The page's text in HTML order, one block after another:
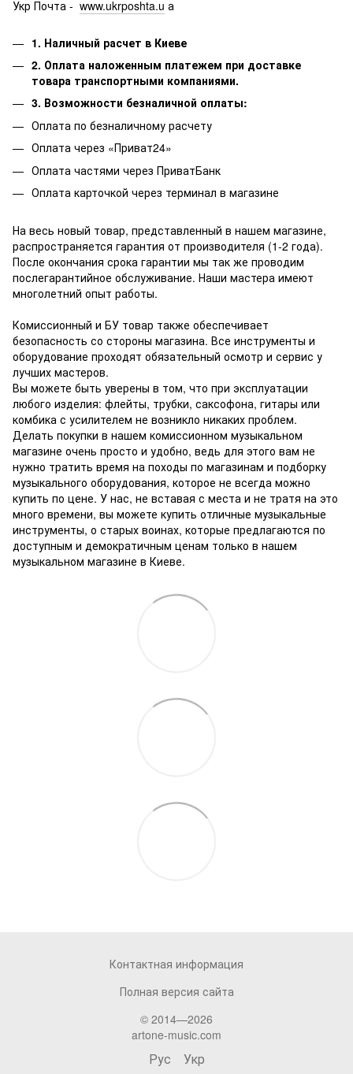
Укр Почта - www.ukrposhta.u а
1. Наличный расчет в Киеве
2. Оплата наложенным платежем при доставке
товара транспортными компаниями.
3. Возможности безналичной оплаты:
Оплата по безналичному расчету
Оплата через «Приват24»
Оплата частями через ПриватБанк
Оплата карточкой через терминал в магазине
На весь новый товар, представленный в нашем магазине,
распространяется гарантия от производителя (1-2 года).
После окончания срока гарантии мы так же проводим
послегарантийное обслуживание. Наши мастера имеют
многолетний опыт работы.
Комиссионный и БУ товар также обеспечивает
безопасность со стороны магазина. Все инструменты и
оборудование проходят обязательный осмотр и сервис у
лучших мастеров.
Вы можете быть уверены в том, что при эксплуатации
любого изделия: флейты, трубки, саксофона, гитары или
комбика с усилителем не возникло никаких проблем.
Делать покупки в нашем комиссионном музыкальном
магазине очень просто и удобно, ведь для этого вам не
нужно тратить время на походы по магазинам и подборку
музыкального оборудования, которое не всегда можно
купить по цене. У нас, не вставая с места и не тратя на это
много времени, вы можете купить отличные музыкальные
инструменты, о старых воинах, которые предлагаются по
доступным и демократичным ценам только в нашем
музыкальном магазине в Киеве.
Контактная информация
Полная версия сайта
© 2014—2026
artone-music.com
Рус Укр